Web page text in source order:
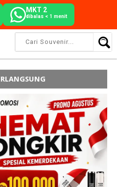
MKT 2
dibalas < 1 menit